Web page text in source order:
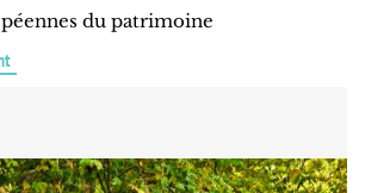
du patrimoine